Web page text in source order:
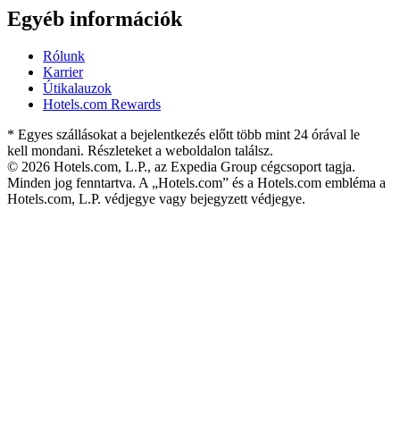
Egyéb információk
Rólunk
Karrier
Útikalauzok
Hotels.com Rewards
* Egyes szállásokat a bejelentkezés előtt több mint 24 órával le
kell mondani. Részleteket a weboldalon találsz.
© 2026 Hotels.com, L.P., az Expedia Group cégcsoport tagja.
Minden jog fenntartva. A „Hotels.com” és a Hotels.com embléma a
Hotels.com, L.P. védjegye vagy bejegyzett védjegye.